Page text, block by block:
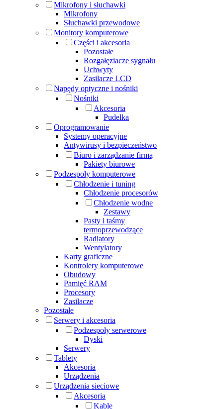
Mikrofony i słuchawki
Mikrofony
Słuchawki przewodowe
Monitory komputerowe
Części i akcesoria
Pozostałe
Rozgałęziacze sygnału
Uchwyty
Zasilacze LCD
Napędy optyczne i nośniki
Nośniki
Akcesoria
Pudełka
Oprogramowanie
Systemy operacyjne
Antywirusy i bezpieczeństwo
Biuro i zarządzanie firmą
Pakiety biurowe
Podzespoły komputerowe
Chłodzenie i tuning
Chłodzenie procesorów
Chłodzenie wodne
Zestawy
Pasty i taśmy
termoprzewodzące
Radiatory
Wentylatory
Karty graficzne
Kontrolery komputerowe
Obudowy
Pamięć RAM
Procesory
Zasilacze
Pozostałe
Serwery i akcesoria
Podzespoły serwerowe
Dyski
Serwery
Tablety
Akcesoria
Urządzenia
Urządzenia sieciowe
Akcesoria
Kable